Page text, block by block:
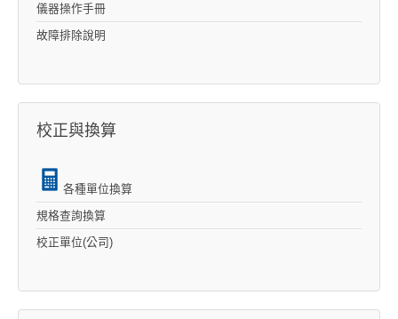
儀器操作手冊
故障排除說明
校正與換算
各種單位換算
規格查詢換算
校正單位(公司)